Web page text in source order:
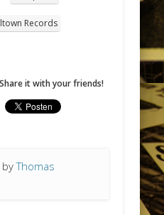
Records
it with your friends!
byThomas